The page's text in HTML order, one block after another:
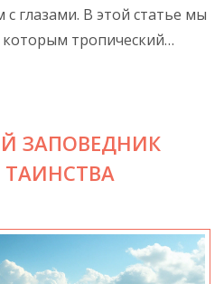
глазами. В этой статье мы
тропический
могут вызывать
также способы
тропиков на
важно учитывать все
чтобы получение
и безопасным.
ЗАПОВЕДНИК